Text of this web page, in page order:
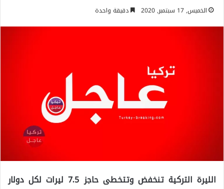
الخميس, 17 سبتمبر, 2020 دقيقة واحدة
الليرة التركية تنخفض وتتخطى حاجز 7.5 ليرات لكل دولار